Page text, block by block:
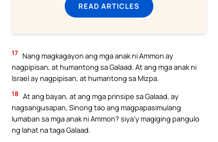
READ ARTICLES
17 Nang magkagayon ang mga anak ni Ammon ay
nagpipisan, at humantong sa Galaad. At ang mga anak ni
Israel ay nagpipisan, at humantong sa Mizpa.
18 At ang bayan, at ang mga prinsipe sa Galaad, ay
nagsangusapan, Sinong tao ang magpapasimulang
lumaban sa mga anak ni Ammon? siya’y magiging pangulo
ng lahat na taga Galaad.